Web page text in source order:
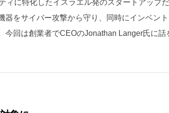
ィに特化したイスラエル発のスタートアップ
器をサイバー攻撃から守り、同時にインベン
今回は創業者でCEOのJonathan Langer氏に話